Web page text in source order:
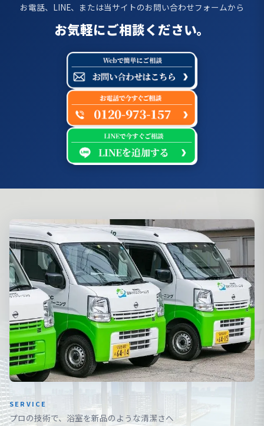
お電話、LINE、または当サイトのお問い合わせフォームから
お気軽にご相談ください。
SERVICE
プロの技術で、浴室を新品のような清潔さへ